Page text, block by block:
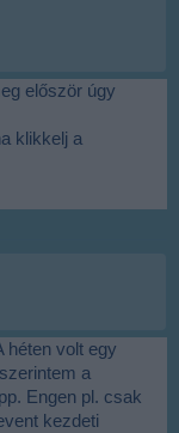
először úgy
klikkelj a
héten volt egy
a
Engen pl. csak
kezdeti